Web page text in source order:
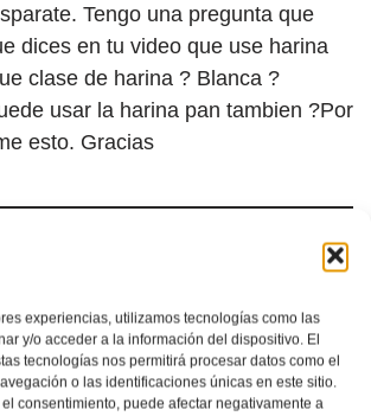
experiencias, utilizamos tecnologías como las
y/o acceder a la información del dispositivo. El
tecnologías nos permitirá procesar datos como el
o las identificaciones únicas en este sitio.
consentimiento, puede afectar negativamente a
Tengo una pregunta que
dices en tu video que use harina
clase de harina ? Blanca ?
usar la harina pan tambien ?Por
esto. Gracias
Muchísimas gracias por tus
receta nosotros utilizamos